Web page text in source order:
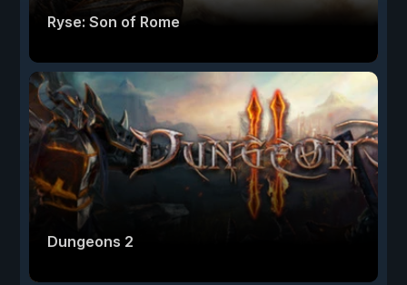
Ryse: Son of Rome
Dungeons 2